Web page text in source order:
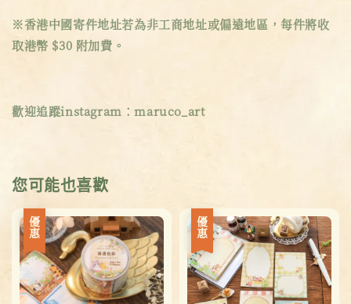
※香港中國寄件地址若為非工商地址或偏遠地區，每件將收
取港幣 $30 附加費。
歡迎追蹤instagram：maruco_art
您可能也喜歡
優惠 優惠